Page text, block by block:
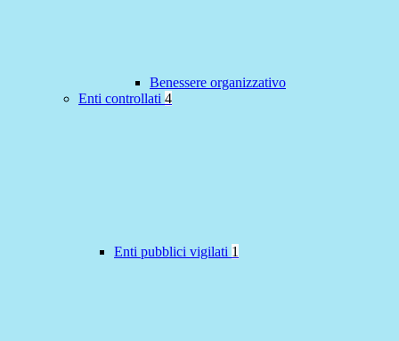
Benessere organizzativo
Enti controllati 4
Enti pubblici vigilati 1